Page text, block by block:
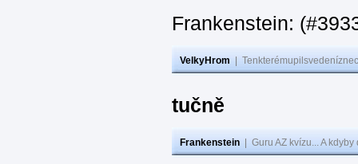
Frankenstein:
VelkyHrom
tučně
Frankenstein Guru AZ kvízu... A